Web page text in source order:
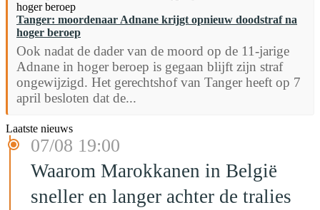
Tanger: moordenaar Adnane krijgt opnieuw doodstraf na
hoger beroep
Ook nadat de dader van de moord op de 11-jarige
Adnane in hoger beroep is gegaan blijft zijn straf
ongewijzigd. Het gerechtshof van Tanger heeft op 7
april besloten dat de...
Laatste nieuws
07/08 19:00
Waarom Marokkanen in België
sneller en langer achter de tralies